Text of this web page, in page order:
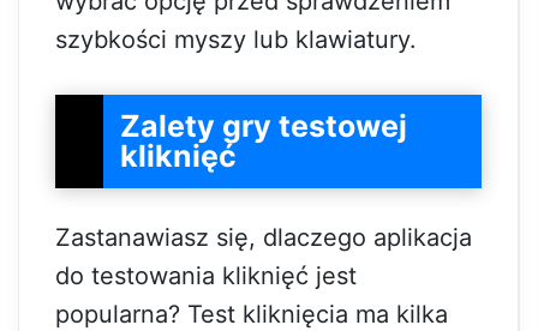
szybkości myszy lub klawiatury.
Zalety gry testowej
kliknięć
Zastanawiasz się, dlaczego aplikacja
do testowania kliknięć jest
popularna? Test kliknięcia ma kilka